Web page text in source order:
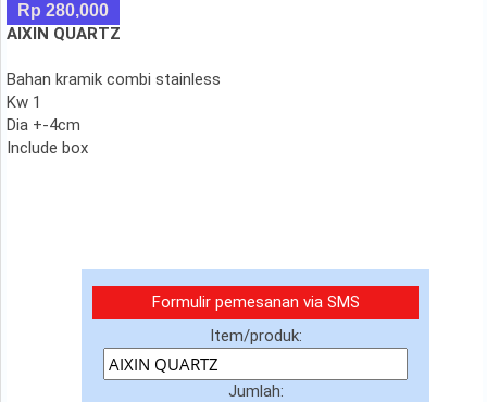
Rp 280,000
AIXIN QUARTZ
Bahan kramik combi stainless
Kw 1
Dia +-4cm
Include box
Formulir pemesanan via SMS
Item/produk:
Jumlah: